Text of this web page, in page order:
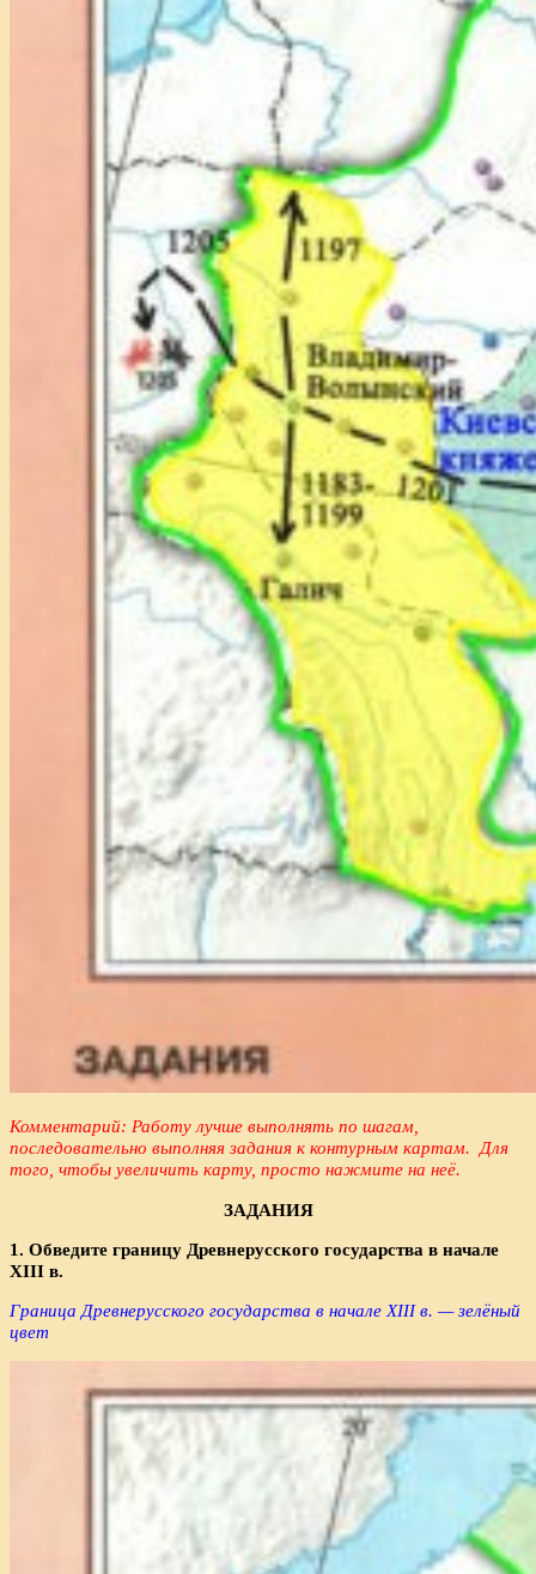
Комментарий: Работу лучше выполнять по шагам,
последовательно выполняя задания к контурным картам. Для
того, чтобы увеличить карту, просто нажмите на неё.
ЗАДАНИЯ
1. Обведите границу Древнерусского государства в начале
XIII в.
Граница Древнерусского государства в начале XIII в. — зелёный
цвет